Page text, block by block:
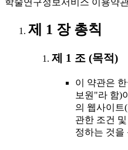
제 1 장 총칙
제 1 조 (목적)
이 약관은
보원"라 함)
의 웹사이트
관한 조건
정하는 것을